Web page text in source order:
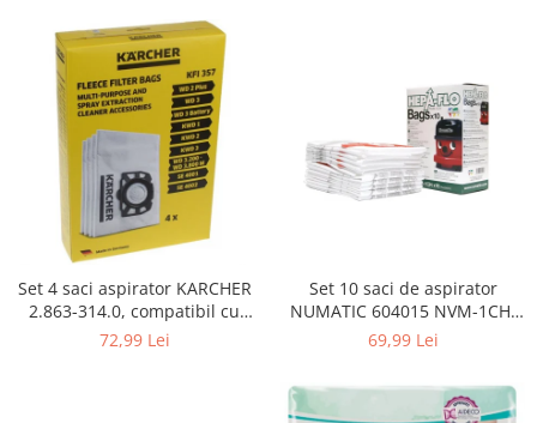
Decoratiuni
Gradinarit
Hobby-uri creative
Iluminat & Electrice
Jaluzele
Kit-uri automatizari porti si usi
Mobila dormitor
Mobila gradina & terasa
Mobila Living & Dining
Organizare si depozitare
Set 4 saci aspirator KARCHER
2.863-314.0, compatibil cu
WD, KWD, SE
72,99 Lei
Set 10 saci de aspirator
NUMATIC 604015 NVM-1CH,
9L
69,99 Lei